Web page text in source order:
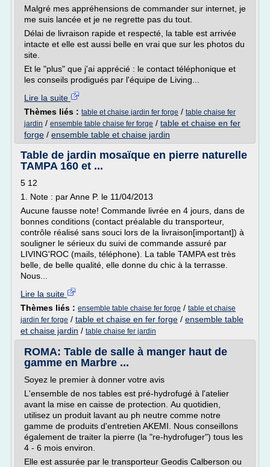
Malgré mes appréhensions de commander sur internet, je
me suis lancée et je ne regrette pas du tout.
Délai de livraison rapide et respecté, la table est arrivée
intacte et elle est aussi belle en vrai que sur les photos du
site.
Et le "plus" que j'ai apprécié : le contact téléphonique et
les conseils prodigués par l'équipe de Living...
Lire la suite
Thèmes liés : table et chaise jardin fer forge / table chaise fer
jardin / ensemble table chaise fer forge / table et chaise en fer
forge / ensemble table et chaise jardin
Table de jardin mosaïque en pierre naturelle
TAMPA 160 et ...
5 12
1. Note : par Anne P. le 11/04/2013
Aucune fausse note! Commande livrée en 4 jours, dans de
bonnes conditions (contact préalable du transporteur,
contrôle réalisé sans souci lors de la livraison[important]) à
souligner le sérieux du suivi de commande assuré par
LIVING'ROC (mails, téléphone). La table TAMPA est très
belle, de belle qualité, elle donne du chic à la terrasse.
Nous...
Lire la suite
Thèmes liés : ensemble table chaise fer forge / table et chaise
jardin fer forge / table et chaise en fer forge / ensemble table
et chaise jardin / table chaise fer jardin
ROMA: Table de salle à manger haut de
gamme en Marbre ...
Soyez le premier à donner votre avis
L'ensemble de nos tables est pré-hydrofugé à l'atelier
avant la mise en caisse de protection. Au quotidien,
utilisez un produit lavant au ph neutre comme notre
gamme de produits d'entretien AKEMI. Nous conseillons
également de traiter la pierre (la "re-hydrofuger") tous les
4 - 6 mois environ.
Elle est assurée par le transporteur Geodis Calberson ou